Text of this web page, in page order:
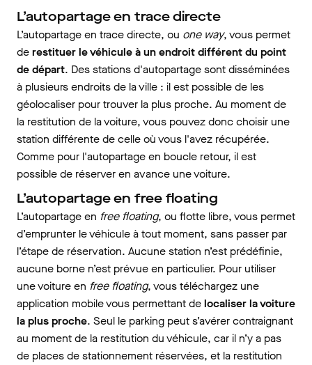
L’autopartage en trace directe
L’autopartage en trace directe, ou one way, vous permet
derestituer le véhicule à un endroit différent du point
de départ. Des stations d'autopartage sont disséminées
à plusieurs endroits de la ville : il est possible de les
géolocaliser pour trouver la plus proche. Au moment de
la restitution de la voiture, vous pouvez donc choisir une
station différente de celle où vous l'avez récupérée.
Comme pour l'autopartage en boucle retour, il est
possible de réserver en avance une voiture.
L’autopartage en free floating
L’autopartage en free floating, ou flotte libre, vous permet
d’emprunter le véhicule à tout moment, sans passer par
l’étape de réservation. Aucune station n’est prédéfinie,
aucune borne n’est prévue en particulier. Pour utiliser
une voiture en free floating, vous téléchargez une
application mobile vous permettant delocaliser la voiture
la plus proche. Seul le parking peut s’avérer contraignant
au moment de la restitution du véhicule, car il n’y a pas
de places de stationnement réservées, et la restitution